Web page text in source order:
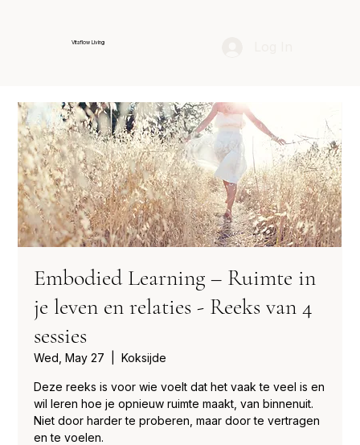
Vitaflow Living
Embodied Learning – Ruimte in
je leven en relaties - Reeks van 4
sessies
Wed, May 27
  |
Koksijde
Deze reeks is voor wie voelt dat het vaak te veel is en
wil leren hoe je opnieuw ruimte maakt, van binnenuit.
Niet door harder te proberen, maar door te vertragen
en te voelen.